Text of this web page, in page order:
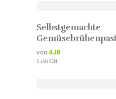
Selbstgemachte
von AJB
5 JAHREN